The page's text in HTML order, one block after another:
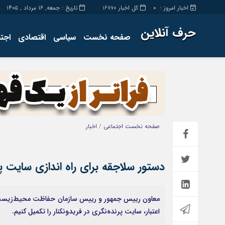
کل اخبار 16770 اخبار امروز : 0 تاریخ : جمعه, ۱۶ مرداد , ۱۴۰۵
حرف آنلاین صفحه نخست سیاسی اقتصادی
صفحه نخست اجتماعی / اخبار
دستور سلاجقه برای راه اندازی سایت
معاون رییس جمهور و رییس سازمان حفاظت
اعتبار، سایت پرنده‌نگری در فریدونکنار را تکمیل کنیم.